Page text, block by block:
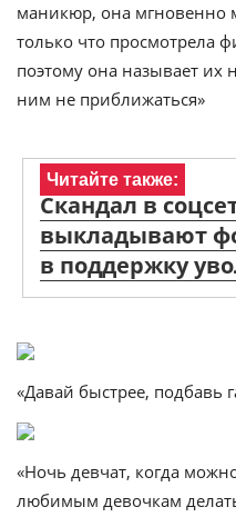
маникюр, она мгновенно
только что просмотрела
поэтому она называет их
ним не приближаться»
Читайте также:
Скандал в
выкладывают
в поддержку
«Давай быстрее, подбавь
«Ночь девчат, когда
любимым девочкам